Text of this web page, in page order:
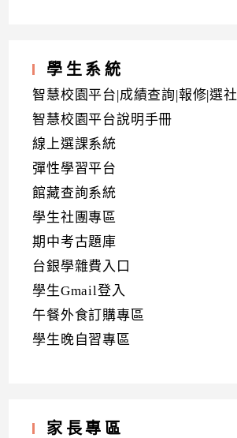
學生系統
智慧校園平台|成績查詢|報修|選社
智慧校園平台說明手冊
線上選課系統
彈性學習平台
館藏查詢系統
學生社團專區
期中考古題庫
台銀學雜費入口
學生Gmail登入
午餐外食訂購專區
學生晚自習專區
家長專區